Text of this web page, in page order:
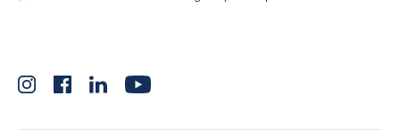
InstagramFacebookLinkedInYouTube